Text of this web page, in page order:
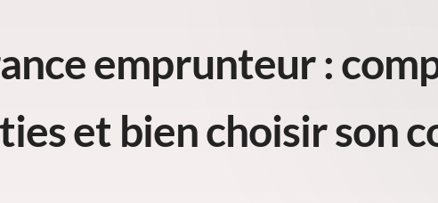
emprunteur :
et bien choisir son